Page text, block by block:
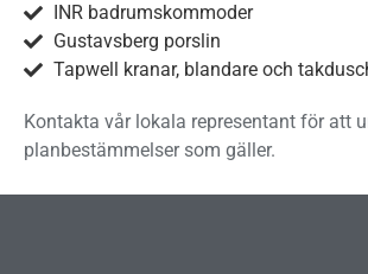
INR badrumskommoder
Gustavsberg porslin
Tapwell kranar, blandare och
Kontakta vår lokala representant för att
planbestämmelser som gäller.